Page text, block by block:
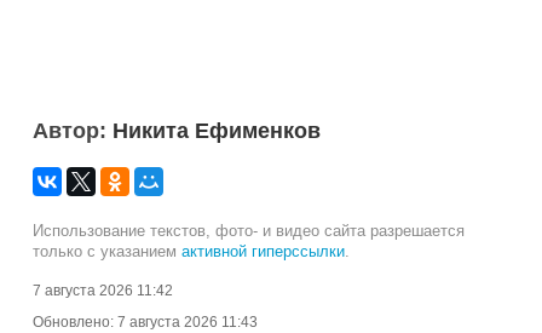
Автор: Никита Ефименков
Использование текстов, фото- и видео сайта разрешается
только с указанием активной гиперссылки
7 августа 2026 11:42
Обновлено: 7 августа 2026 11:43